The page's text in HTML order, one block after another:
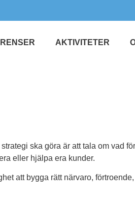
AKTIVITETER
ska göra är att tala om vad
eller hjälpa era kunder.
att bygga rätt närvaro,